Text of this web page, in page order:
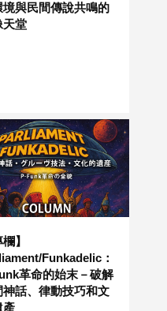
境與民間傳說共鳴的
天堂
欄】
Funkadelic：
革命的始末－破解
神話、律動技巧和文
產